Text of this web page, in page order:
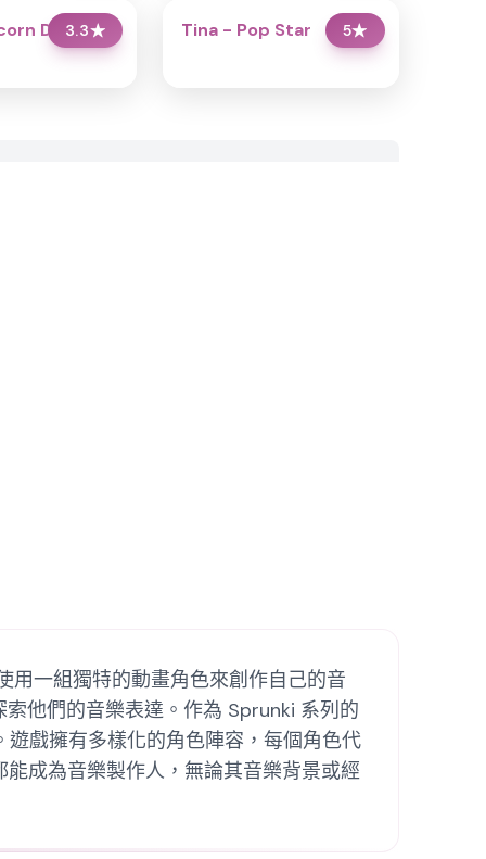
3.3★
Dress Up 5★
Tina - Pop Star
一組獨特的動畫角色來創作自己的音
他們的音樂表達。作為 Sprunki 系列的
戲擁有多樣化的角色陣容，每個角色代
成為音樂製作人，無論其音樂背景或經